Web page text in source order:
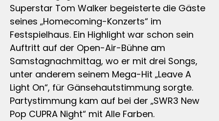
Superstar Tom Walker begeisterte die Gäste
seines „Homecoming-Konzerts“ im
Festspielhaus. Ein Highlight war schon sein
Auftritt auf der Open-Air-Bühne am
Samstagnachmittag, wo er mit drei Songs,
unter anderem seinem Mega-Hit „Leave A
Light On“, für Gänsehautstimmung sorgte.
Partystimmung kam auf bei der „SWR3 New
Pop CUPRA Night“ mit Alle Farben.